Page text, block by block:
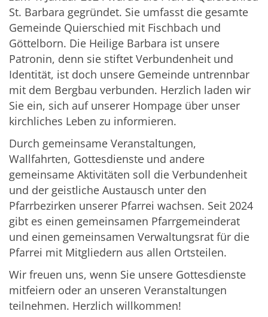
St. Barbara gegründet. Sie umfasst die gesamte
Gemeinde Quierschied mit Fischbach und
Göttelborn. Die Heilige Barbara ist unsere
Patronin, denn sie stiftet Verbundenheit und
Identität, ist doch unsere Gemeinde untrennbar
mit dem Bergbau verbunden. Herzlich laden wir
Sie ein, sich auf unserer Hompage über unser
kirchliches Leben zu informieren.
Durch gemeinsame Veranstaltungen,
Wallfahrten, Gottesdienste und andere
gemeinsame Aktivitäten soll die Verbundenheit
und der geistliche Austausch unter den
Pfarrbezirken unserer Pfarrei wachsen. Seit 2024
gibt es einen gemeinsamen Pfarrgemeinderat
und einen gemeinsamen Verwaltungsrat für die
Pfarrei mit Mitgliedern aus allen Ortsteilen.
Wir freuen uns, wenn Sie unsere Gottesdienste
mitfeiern oder an unseren Veranstaltungen
teilnehmen. Herzlich willkommen!